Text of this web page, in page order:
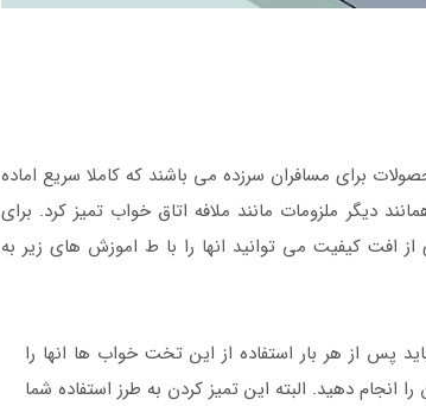
برای مسافران سرزده می باشند که کاملا سریع اماده
دیگر ملزومات مانند ملافه اتاق خواب تمیز کرد. برای
افت کیفیت می توانید انها را با ط اموزش های زیر به
پس از هر بار استفاده از این تخت خواب ها انها را
انجام دهید. البته این تمیز کردن به طرز استفاده شما